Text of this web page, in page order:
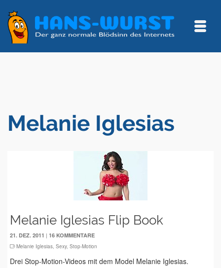
Melanie Iglesias
Melanie Iglesias Flip Book
21. DEZ. 2011 | 16 KOMMENTARE
Melanie Iglesias, Sexy, Stop-Motion
Drei Stop-Motion-Videos mit dem Model Melanie Iglesias.